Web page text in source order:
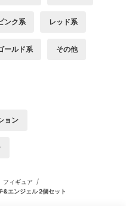
ンク系 レッド系
ールド系 その他
ョン
フィギュア /
エンジェル 2個セット